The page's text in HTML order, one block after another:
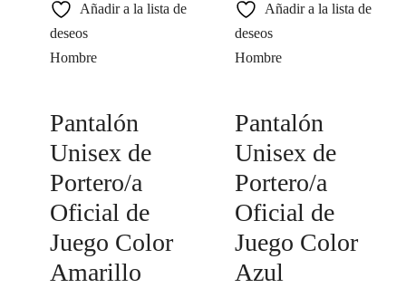
Añadir a la lista de
deseos
Hombre
Pantalón
Unisex de
Portero/a
Oficial de
Juego Color
Amarillo
Añadir a la lista de
deseos
Hombre
Pantalón
Unisex de
Portero/a
Oficial de
Juego Color
Azul